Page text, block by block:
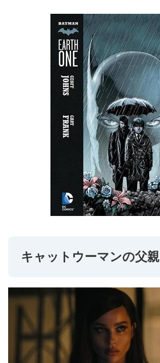
キャットウーマンの父親